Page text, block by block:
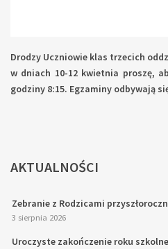
Drodzy Uczniowie klas trzecich
w dniach 10-12 kwietnia proszę,
godziny 8:15. Egzaminy odbywają
AKTUALNOŚCI
Zebranie z Rodzicami
3 sierpnia 2026
Uroczyste zakończenie roku